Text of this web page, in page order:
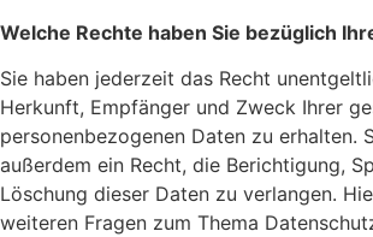
Welche Rechte haben Sie bezüglich
Sie haben jederzeit das Recht
Herkunft, Empfänger und Zweck Ihrer
personenbezogenen Daten zu erhalten.
außerdem ein Recht, die Berichtigung,
Löschung dieser Daten zu verlangen.
weiteren Fragen zum Thema